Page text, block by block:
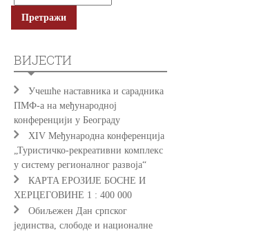
ВИЈЕСТИ
Учешће наставника и сарадника
ПМФ-а на међународној
конференцији у Београду
XIV Међународна конференција
„Туристичко-рекреативни комплекс
у систему регионалног развоја“
КAРTA EРOЗИJE БOСНE И
ХEРЦEГOВИНE 1 : 400 000
Обиљежен Дан српског
јединства, слободе и националне